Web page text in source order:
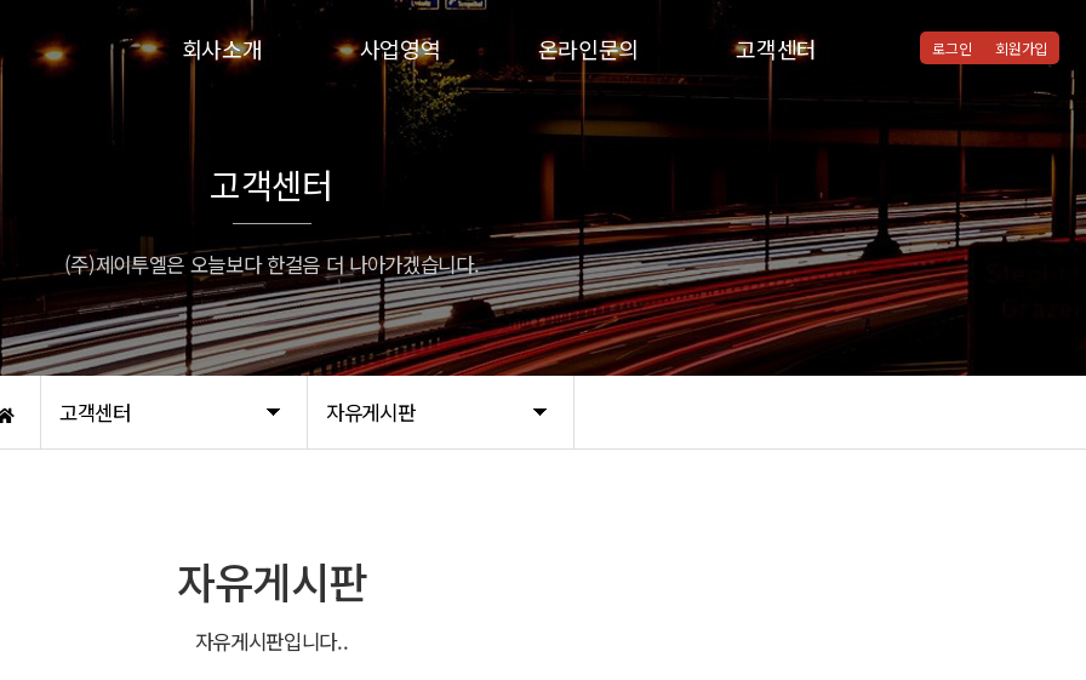
회사소개
비전
인증서
오시는 길
사업영역
인파실
프로인파-G
온라인문의
온라인문의
고객센터
통합검색
자주하시는질문
협력병원
자유게시판
로그인 회원가입
고객센터 자유게시판
고객센터
(주)제이투엘은 오늘보다 한걸음 더 나아가겠습니다.
자유게시판
자유게시판입니다..